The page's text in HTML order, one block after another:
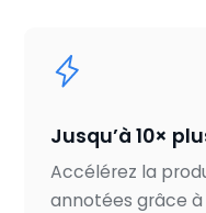
Jusqu’à 10×
Accélérez la
annotées grâce